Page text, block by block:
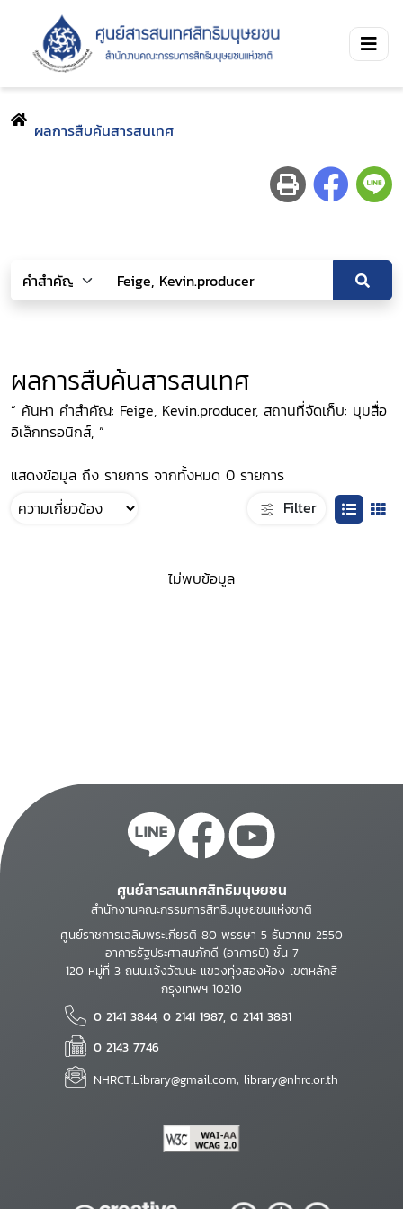
ผลการสืบค้นสารสนเทศ
ผลการสืบค้นสารสนเทศ
“ ค้นหา คำสำคัญ: Feige, Kevin.producer, สถานที่จัดเก็บ: มุมสื่อ
อิเล็กทรอนิกส์, ”
แสดงข้อมูล ถึง รายการ จากทั้งหมด 0 รายการ
Filter
ไม่พบข้อมูล
ศูนย์สารสนเทศสิทธิมนุษยชน
สำนักงานคณะกรรมการสิทธิมนุษยชนแห่งชาติ
ศูนย์ราชการเฉลิมพระเกียรติ 80 พรรษา 5 ธันวาคม 2550
อาคารรัฐประศาสนภักดี (อาคารบี) ชั้น 7
120 หมู่ที่ 3 ถนนแจ้งวัฒนะ แขวงทุ่งสองห้อง เขตหลักสี่
กรุงเทพฯ 10210
0 2141 3844, 0 2141 1987, 0 2141 3881
0 2143 7746
NHRCT.Library@gmail.com; library@nhrc.or.th